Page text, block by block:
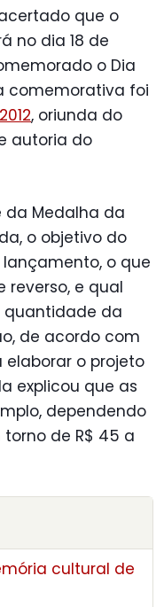
que o
no dia 18 de
o Dia
comemorativa foi
, oriunda do
autoria do
da Medalha da
o objetivo do
o que
reverso, e qual
quantidade da
de acordo com
elaborar o projeto
explicou que as
dependendo
de R$ 45 a
cultural de